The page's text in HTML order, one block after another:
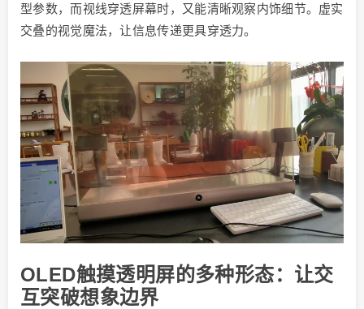
型参数，而视线穿透屏幕时，又能清晰观察内饰细节。虚实
交叠的视觉魔法，让信息传递更具穿透力。
OLED触摸透明屏的多种形态：让交
互突破想象边界